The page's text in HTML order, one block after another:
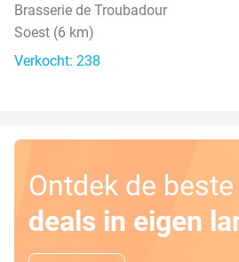
Brasserie de Troubadour
Soest (6 km)
Verkocht: 238
Ontdek de beste
deals in eigen